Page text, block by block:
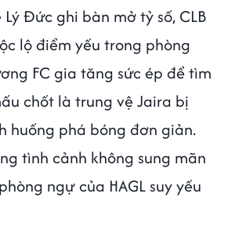
Đức ghi bàn mở tỷ số, CLB
lộ điểm yếu trong phòng
FC gia tăng sức ép để tìm
chốt là trung vệ Jaira bị
huống phá bóng đơn giản.
tình cảnh không sung mãn
ngự của HAGL suy yếu